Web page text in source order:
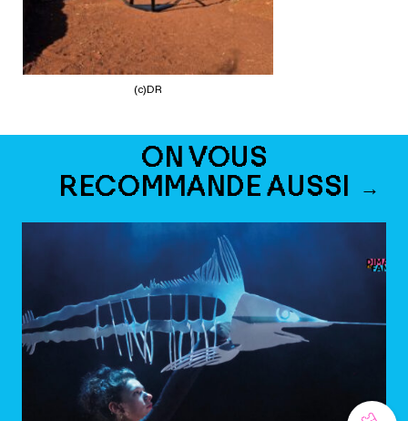
(c)DR
ON VOUS
RECOMMANDE AUSSI